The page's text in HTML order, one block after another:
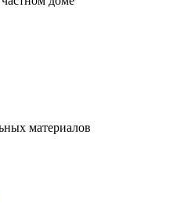
материалов